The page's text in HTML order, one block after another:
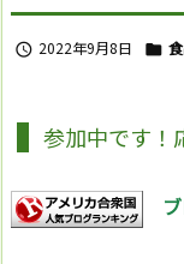
 2022年9月8日 
参加中です！
ブ